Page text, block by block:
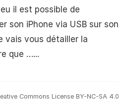
il est possible de
son iPhone via USB sur son
vais vous détailler la
que …...
Commons License BY-NC-SA 4.0